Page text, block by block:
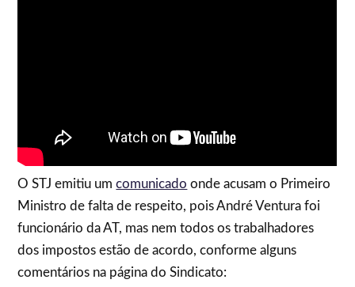
O STJ emitiu umcomunicado onde acusam o Primeiro
Ministro de falta de respeito, pois André Ventura foi
funcionário da AT, mas nem todos os trabalhadores
dos impostos estão de acordo, conforme alguns
comentários na página do Sindicato: